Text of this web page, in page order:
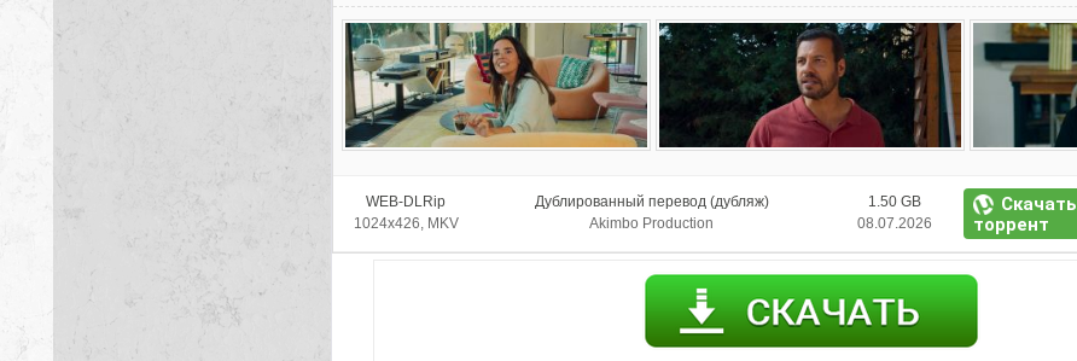
WEB-DLRip
1024x426, MKV
Дублированный перевод (дубляж)
Akimbo Production
1.50 GB
08.07.2026
Скачать
торрент
MPEG-4 AVC, 1621 Kb/s, 1024x426